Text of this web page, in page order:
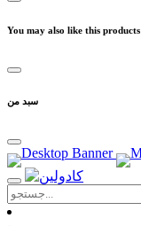
You may also like this products
سبد من